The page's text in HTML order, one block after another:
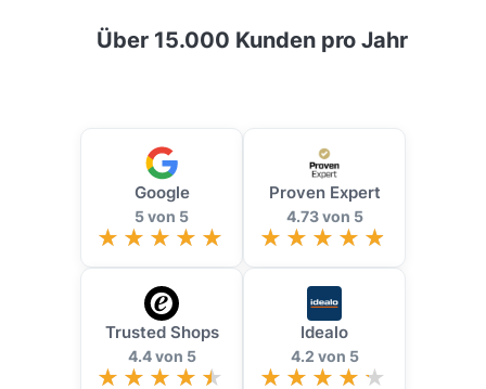
Über 15.000 Kunden pro Jahr
Google
5 von 5
Proven Expert
4.73 von 5
Trusted Shops
4.4 von 5
Idealo
4.2 von 5